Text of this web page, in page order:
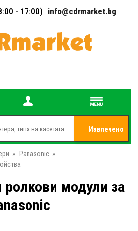
- 17:00) info@cdrmarket.bg
Извлечено
» Panasonic »
модули за